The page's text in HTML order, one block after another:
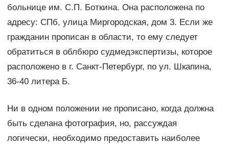
больнице им. С.П. Боткина. Она расположена по
адресу: СПб, улица Миргородская, дом 3. Если же
гражданин прописан в области, то ему следует
обратиться в облбюро судмедэкспертизы, которое
расположено в г. Санкт-Петербург, по ул. Шкапина,
36-40 литера Б.
Ни в одном положении не прописано, когда должна
быть сделана фотография, но, рассуждая
логически, необходимо предоставить наиболее